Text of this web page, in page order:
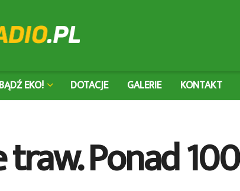
BĄDŹ EKO! DOTACJE GALERIE KONTAKT
Ponad 100